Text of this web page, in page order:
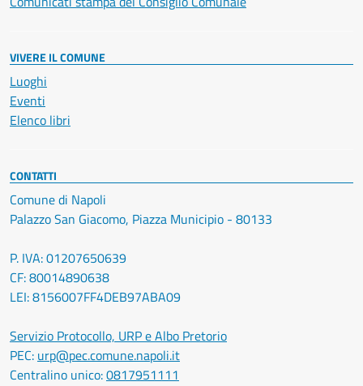
VIVERE IL COMUNE
Luoghi
Eventi
Elenco libri
CONTATTI
Comune di Napoli
Palazzo San Giacomo, Piazza Municipio - 80133
P. IVA: 01207650639
CF: 80014890638
LEI: 8156007FF4DEB97ABA09
Servizio Protocollo, URP e Albo Pretorio
PEC: urp@pec.comune.napoli.it
Centralino unico:0817951111